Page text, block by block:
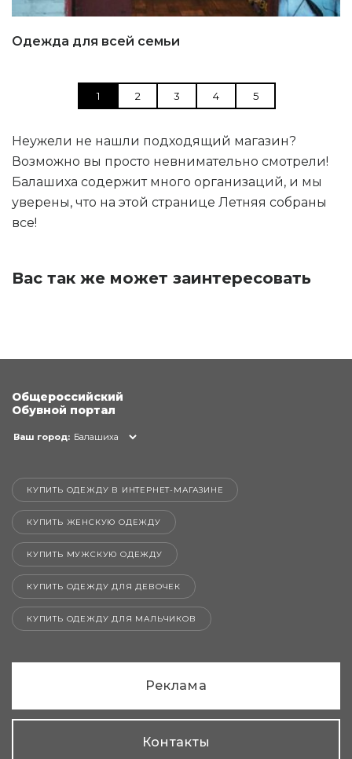
Одежда для всей семьи
1 2 3 4 5
Неужели не нашли подходящий магазин?
Возможно вы просто невнимательно смотрели!
Балашиха содержит много организаций, и мы
уверены, что на этой странице Летняя собраны
все!
Вас так же может заинтересовать
Общероссийский
Обувной портал
Ваш город: Балашиха
КУПИТЬ ОДЕЖДУ В ИНТЕРНЕТ-МАГАЗИНЕ
КУПИТЬ ЖЕНСКУЮ ОДЕЖДУ
КУПИТЬ МУЖСКУЮ ОДЕЖДУ
КУПИТЬ ОДЕЖДУ ДЛЯ ДЕВОЧЕК
КУПИТЬ ОДЕЖДУ ДЛЯ МАЛЬЧИКОВ
Реклама
Контакты